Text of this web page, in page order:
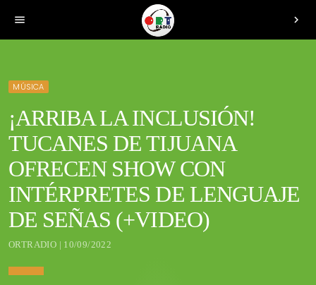
menu chevron_right
MÚSICA
¡ARRIBA LA INCLUSIÓN!
TUCANES DE TIJUANA
OFRECEN SHOW CON
INTÉRPRETES DE LENGUAJE
DE SEÑAS (+VIDEO)
ORTRADIO | 10/09/2022